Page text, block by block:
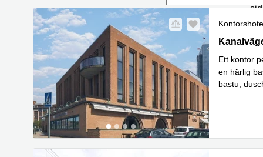
Ett kontor
en härlig
bastu,